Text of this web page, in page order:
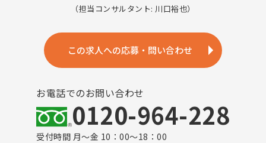
（担当コンサルタント: 川口裕也）
この求人への応募・問い合わせ
お電話でのお問い合わせ
0120-964-228
受付時間 月～金 10：00～18：00